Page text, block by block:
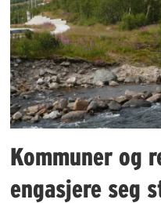
Kommuner og
engasjere seg